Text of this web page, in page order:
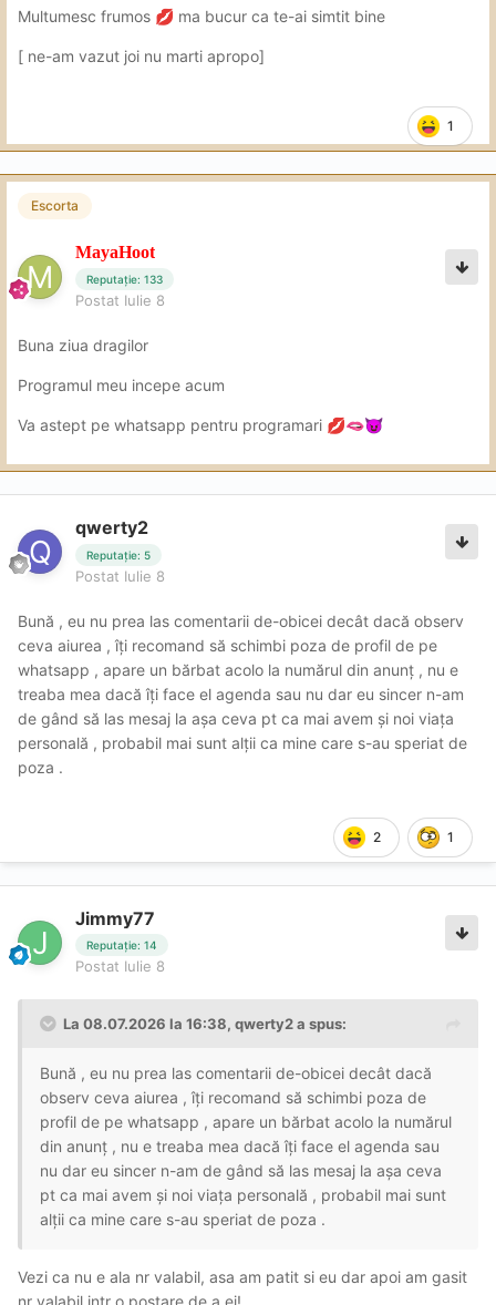
fundul ăla frumos,corpul ei bine proporționat,sânii aia
foarte frumos pentru mine
descurca in pozițiile propuse de ea ,motivul este că
,caută să găsească poziții în care sa nu ii creeze
disconfort ,iar dacă dorești pe la spate accepta doar o
penetrare mai soft față de pozițiile propuse de ea ,și
evident cum are și menționat, face in funcție de mărime
Și într-un final am încheiat printr-un oral la fel de bun cu
finalizare orala
filme făcute în cap ,nu te vor deranja
DTD aproximativ 30 de minute fara sa simt o grabă din
Multumesc frumos 💋 ma bucur ca te-ai simtit bine
[ ne-am vazut joi nu marti apropo]
1
Escorta
MayaHoot
Reputație: 133
Postat Iulie 8
Buna ziua dragilor
Programul meu incepe acum
Va astept pe whatsapp pentru programari 💋🫦😈
qwerty2
Reputație: 5
Postat Iulie 8
Bună , eu nu prea las comentarii de-obicei decât dacă observ
ceva aiurea , îți recomand să schimbi poza de profil de pe
whatsapp , apare un bărbat acolo la numărul din anunț , nu e
treaba mea dacă îți face el agenda sau nu dar eu sincer n-am
de gând să las mesaj la așa ceva pt ca mai avem și noi viața
personală , probabil mai sunt alții ca mine care s-au speriat de
poza .
2 1
Jimmy77
Reputație: 14
Postat Iulie 8
La 08.07.2026 la 16:38, qwerty2a spus:
Bună , eu nu prea las comentarii de-obicei decât dacă
observ ceva aiurea , îți recomand să schimbi poza de
profil de pe whatsapp , apare un bărbat acolo la numărul
din anunț , nu e treaba mea dacă îți face el agenda sau
nu dar eu sincer n-am de gând să las mesaj la așa ceva
pt ca mai avem și noi viața personală , probabil mai sunt
alții ca mine care s-au speriat de poza .
Vezi ca nu e ala nr valabil, asa am patit si eu dar apoi am gasit